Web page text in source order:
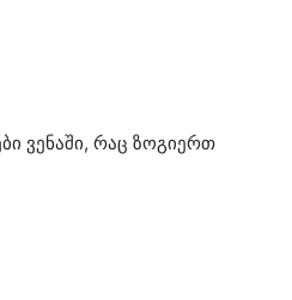
ვენაში, რაც ზოგიერთ